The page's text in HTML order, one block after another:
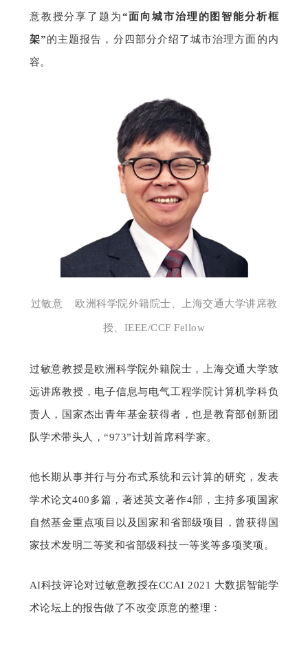
爱
意教授分享了题为“面向城市治理的图智能分析框
架”的主题报告，分四部分介绍了城市治理方面的内
容。
过敏意    欧洲科学院外籍院士、上海交通大学讲席教
授、IEEE/CCF Fellow
过敏意教授是欧洲科学院外籍院士，上海交通大学致
远讲席教授，电子信息与电气工程学院计算机学科负
责人，国家杰出青年基金获得者，也是教育部创新团
队学术带头人，“973”计划首席科学家。
他长期从事并行与分布式系统和云计算的研究，发表
学术论文400多篇，著述英文著作4部，主持多项国家
自然基金重点项目以及国家和省部级项目，曾获得国
家技术发明二等奖和省部级科技一等奖等多项奖项。
AI科技评论对过敏意教授在CCAI 2021 大数据智能学
术论坛上的报告做了不改变原意的整理：